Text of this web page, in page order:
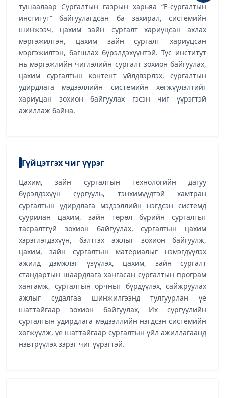
тушаалаар Сургалтын газрын харьяа “E-сургалтын
институт” байгуулагдсан ба захирал, системийн
шинжээч, цахим зайн сургалт хариуцсан ахлах
мэргэжилтэн, цахим зайн сургалт хариуцсан
мэргэжилтэн, багшлах бүрэлдэхүүнтэй. Тус институт
нь мэргэжлийн чиглэлийн сургалт зохион байгуулах,
цахим сургалтын контент үйлдвэрлэх, сургалтын
удирдлага мэдээллийн системийн хөгжүүлэлтийг
хариуцан зохион байгуулах гэсэн чиг үүрэгтэй
ажиллаж байна.
Гүйцэтгэх чиг үүрэг
Цахим, зайн сургалтын технологийн дагуу
бүрэлдэхүүн сургууль, тэнхимүүдтэй хамтран
сургалтын удирдлага мэдээллийн нэгдсэн системд
суурилан цахим, зайн төрөл бүрийн сургалтыг
тасралтгүй зохион байгуулах, сургалтын цахим
хэрэглэгдэхүүн, бэлтгэх ажлыг зохион байгуулж,
цахим, зайн сургалтын материалыг нэмэгдүүлэх
ажилд дэмжлэг үзүүлэх, цахим, зайн сургалт
стандартын шаардлага хангасан сургалтын програм
хангамж, сургалтын орчныг бүрдүүлэх, сайжруулах
ажлыг судалгаа шинжилгээнд тулгуурлан үе
шаттайгаар зохион байгуулах, Их сургуулийн
сургалтын удирдлага мэдээллийн нэгдсэн системийн
хөгжүүлж, үе шаттайгаар сургалтын үйл ажиллагаанд
нэвтрүүлэх зэрэг чиг үүрэгтэй.